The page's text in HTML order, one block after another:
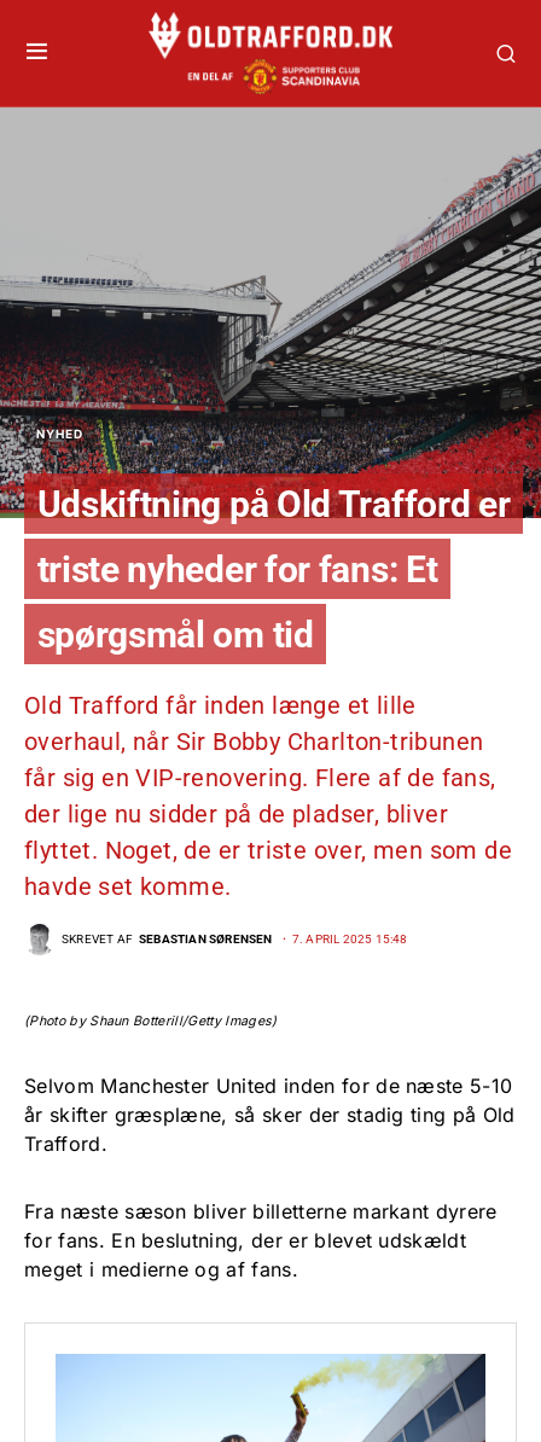
NYHED
Udskiftning på Old Trafford er
triste nyheder for fans: Et
spørgsmål om tid
Old Trafford får inden længe et lille
overhaul, når Sir Bobby Charlton-tribunen
får sig en VIP-renovering. Flere af de fans,
der lige nu sidder på de pladser, bliver
flyttet. Noget, de er triste over, men som de
havde set komme.
SKREVET AF SEBASTIAN SØRENSEN 7. APRIL 2025 15:48
(Photo by Shaun Botterill/Getty Images)
Selvom Manchester United inden for de næste 5-10
år skifter græsplæne, så sker der stadig ting på Old
Trafford.
Fra næste sæson bliver billetterne markant dyrere
for fans. En beslutning, der er blevet udskældt
meget i medierne og af fans.